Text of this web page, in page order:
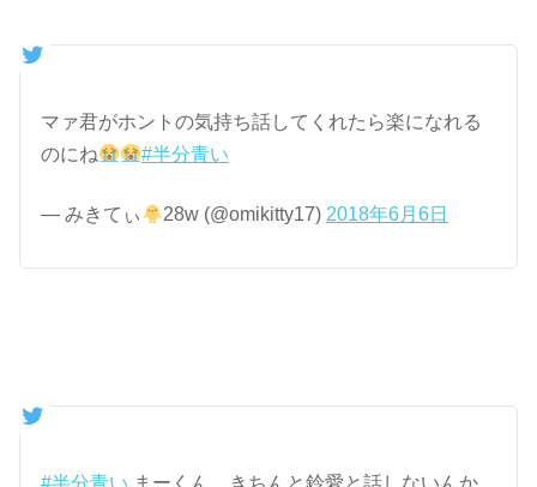
マァ君がホントの気持ち話してくれたら楽になれる
のにね
#半分青い
— みきてぃ 28w (@omikitty17) 2018年6月6日